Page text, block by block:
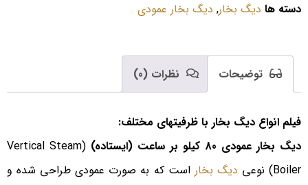
دسته ها دیگ بخار, دیگ بخار عمودی
توضیحات نظرات (0)
فیلم انواع دیگ بخار با ظرفیتهای مختلف:
دیگ بخار عمودی 80 کیلو بر ساعت (ایستاده)
(Vertical Steam
Boiler) نوعی
دیگ بخار است که به صورت عمودی طراحی شده و